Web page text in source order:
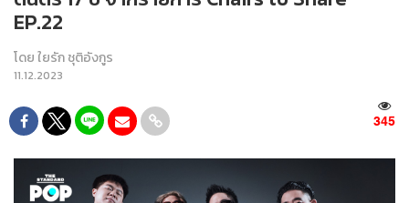
EP.22
โดยใยรัก ชุติอังกูร
11.12.2023
345